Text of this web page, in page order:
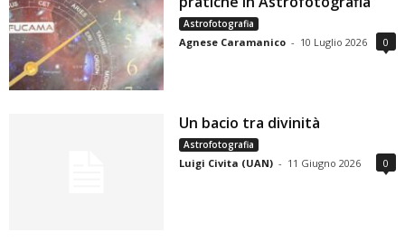
Astrofotografia
Agnese Caramanico - 10 Luglio 2026 0
Un bacio tra divinità
Astrofotografia
Luigi Civita (UAN) - 11 Giugno 2026 0